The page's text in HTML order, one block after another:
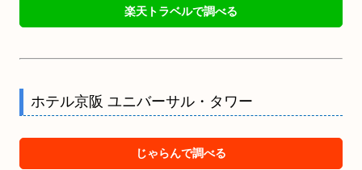
楽天トラベルで調べる
ホテル京阪 ユニバーサル・タワー
じゃらんで調べる